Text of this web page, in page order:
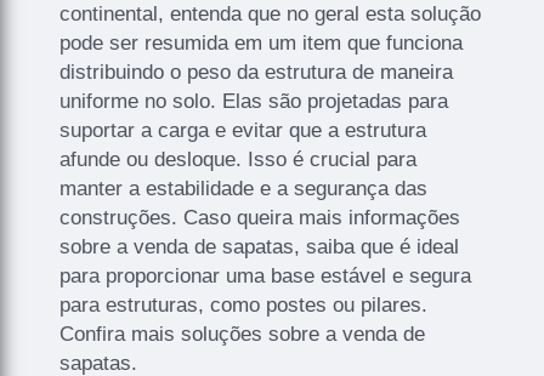
continental, entenda que no geral esta solução
pode ser resumida em um item que funciona
distribuindo o peso da estrutura de maneira
uniforme no solo. Elas são projetadas para
suportar a carga e evitar que a estrutura
afunde ou desloque. Isso é crucial para
manter a estabilidade e a segurança das
construções. Caso queira mais informações
sobre a venda de sapatas, saiba que é ideal
para proporcionar uma base estável e segura
para estruturas, como postes ou pilares.
Confira mais soluções sobre a venda de
sapatas.